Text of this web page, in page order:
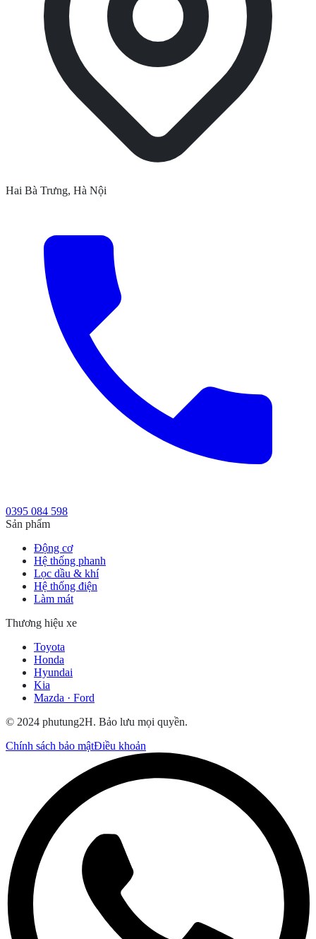
Hai Bà Trưng, Hà Nội
0395 084 598
Sản phẩm
Động cơ
Hệ thống phanh
Lọc dầu & khí
Hệ thống điện
Làm mát
Thương hiệu xe
Toyota
Honda
Hyundai
Kia
Mazda · Ford
© 2024 phutung2H. Bảo lưu mọi quyền.
Chính sách bảo mậtĐiều khoản